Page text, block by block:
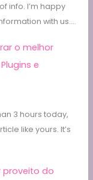
info. I’m happy
with us.…
o melhor
e
3 hours today,
like yours. It’s
proveito do